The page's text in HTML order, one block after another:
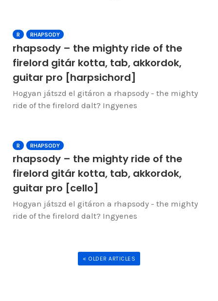
R RHAPSODY
rhapsody – the mighty ride of the
firelord gitár kotta, tab, akkordok,
guitar pro [harpsichord]
Hogyan játszd el gitáron a rhapsody - the mighty
ride of the firelord dalt? Ingyenes
R RHAPSODY
rhapsody – the mighty ride of the
firelord gitár kotta, tab, akkordok,
guitar pro [cello]
Hogyan játszd el gitáron a rhapsody - the mighty
ride of the firelord dalt? Ingyenes
« OLDER ARTICLES